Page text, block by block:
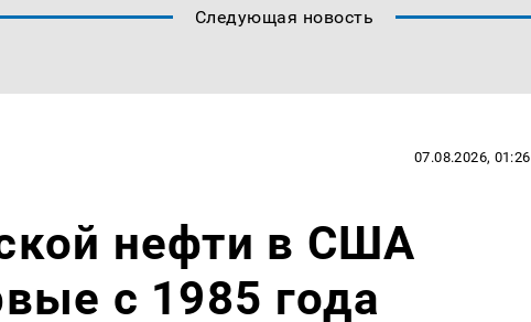
Следующая новость
07.08.2026, 01:26
нефти в США
с 1985 года